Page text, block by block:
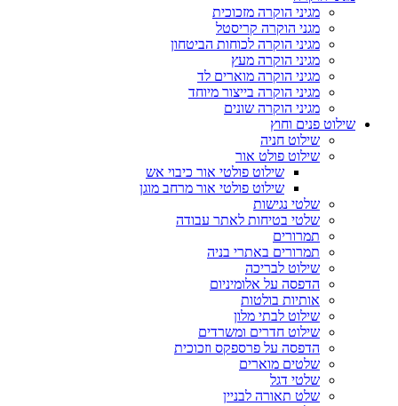
מגיני הוקרה מזכוכית
מגני הוקרה קריסטל
מגיני הוקרה לכוחות הביטחון
מגיני הוקרה מעץ
מגיני הוקרה מוארים לד
מגיני הוקרה בייצור מיוחד
מגיני הוקרה שונים
שילוט פנים וחוץ
שילוט חניה
שילוט פולט אור
שילוט פולטי אור כיבוי אש
שילוט פולטי אור מרחב מוגן
שלטי נגישות
שלטי בטיחות לאתר עבודה
תמרורים
תמרורים באתרי בניה
שילוט לבריכה
הדפסה על אלומיניום
אותיות בולטות
שילוט לבתי מלון
שילוט חדרים ומשרדים
הדפסה על פרספקס וזכוכית
שלטים מוארים
שלטי דגל
שלט תאורה לבניין